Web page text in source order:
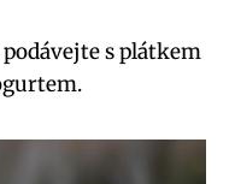
s plátkem